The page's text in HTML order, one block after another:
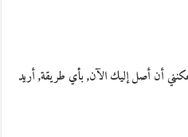
أن أصل إليك الآن, بأي طريقة, أريد